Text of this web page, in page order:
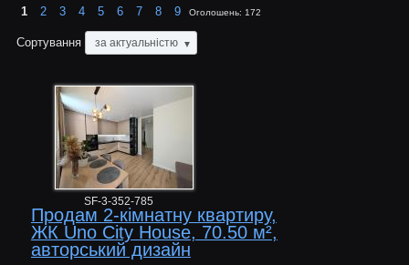
Сортування за актуальністю ▼
1 2 3 4 5 6 7 8 9 Оголошень: 172
SF-3-352-785
Продам 2-кімнатну квартиру,
ЖК Uno City House, 70.50 м²,
авторський дизайн